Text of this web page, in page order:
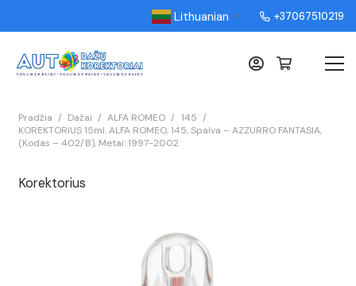
Lithuanian ▼ +37067510219
Pradžia / Dažai / ALFA ROMEO / 145 /
KOREKTORIUS 15ml. ALFA ROMEO, 145, Spalva – AZZURRO FANTASIA,
(Kodas – 402/B), Metai: 1997-2002
Korektorius